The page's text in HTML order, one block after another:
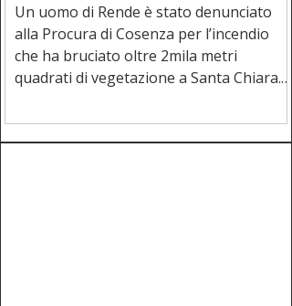
Un uomo di Rende è stato denunciato
alla Procura di Cosenza per l’incendio
che ha bruciato oltre 2mila metri
quadrati di vegetazione a Santa Chiara.
regionale e le indagini dei Carabinieri
Forestali